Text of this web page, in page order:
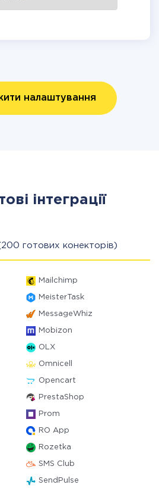
налаштування
інтеграції
готових конекторів)
Mailchimp
MeisterTask
MessageWhiz
Mobizon
OLX
Omnicell
Opencart
PrestaShop
Prom
RO App
Rozetka
SMS Club
SendPulse